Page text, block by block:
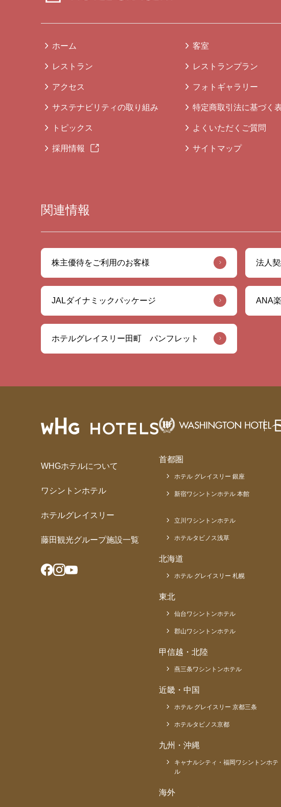
ホーム 客室
レストラン レストランプラン
アクセス フォトギャラリー
サステナビリティの取り組み 特定商取引法に基づく
トピックス よくいただくご質問
採用情報 サイトマップ
関連情報
株主優待をご利用のお客様 法人
JALダイナミックパッケージ ANA楽
ホテルグレイスリー田町 パンフレット
WHGホテルについて
ワシントンホテル
ホテルグレイスリー
藤田観光グループ施設一覧
首都圏
ホテル グレイスリー 銀座
新宿ワシントンホテル 本館
立川ワシントンホテル
ホテルタビノス浅草
北海道
ホテル グレイスリー 札幌
東北
仙台ワシントンホテル
郡山ワシントンホテル
甲信越・北陸
燕三条ワシントンホテル
近畿・中国
ホテル グレイスリー 京都三条
ホテルタビノス京都
九州・沖縄
キャナルシティ・福岡ワシントンホテ
ル
海外